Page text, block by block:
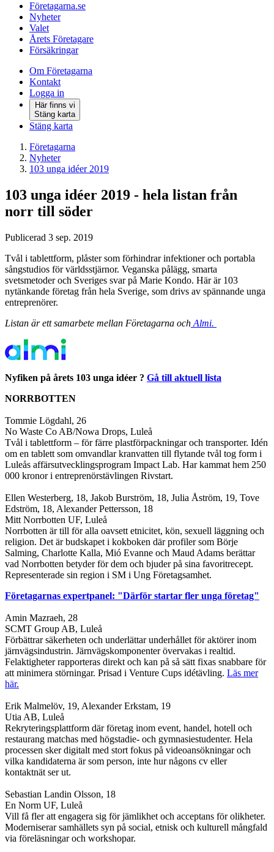
Företagarna.se
Nyheter
Valet
Årets Företagare
Försäkringar
Om Företagarna
Kontakt
Logga in
Här finns vi
Stäng karta
Stäng karta
Företagarna
Nyheter
103 unga idéer 2019
103 unga idéer 2019 - hela listan från
norr till söder
Publicerad 3 sep. 2019
Tvål i tablettform, plåster som förhindrar infektioner och portabla
sångstudios för världsstjärnor. Veganska pålägg, smarta
svetsmetoder och Sveriges svar på Marie Kondo. Här är 103
nytänkande företag från hela Sverige, som drivs av spännande unga
entreprenörer.
Listan är ett samarbete mellan Företagarna och Almi.
Nyfiken på årets 103 unga idéer ? Gå till aktuell lista
NORRBOTTEN
Tommie Lögdahl, 26
No Waste Co AB/Nowa Drops, Luleå
Tvål i tablettform – för färre plastförpackningar och transporter. Idén
om en tablett som omvandlar kranvatten till flytande tvål tog form i
Luleås affärsutvecklingsprogram Impact Lab. Har kammat hem 250
000 kronor i entreprenörstävlingen Rivstart.
Ellen Westerberg, 18, Jakob Burström, 18, Julia Åström, 19, Tove
Edström, 18, Alexander Pettersson, 18
Mitt Norrbotten UF, Luleå
Norrbotten är till för alla oavsett etnicitet, kön, sexuell läggning och
religion. Det är budskapet i kokboken där profiler som Börje
Salming, Charlotte Kalla, Mió Evanne och Maud Adams berättar
vad Norrbotten betyder för dem och bjuder på sina favoritrecept.
Representerade sin region i SM i Ung Företagsamhet.
Företagarnas expertpanel: "Därför startar fler unga företag"
Amin Mazraeh, 28
SCMT Group AB, Luleå
Förbättrar säkerheten och underlättar underhållet för aktörer inom
järnvägsindustrin. Järnvägskomponenter övervakas i realtid.
Felaktigheter rapporteras direkt och kan på så sätt fixas snabbare för
att minimera störningar. Prisad i Venture Cups idétävling. Läs mer
här.
Erik Malmelöv, 19, Alexander Erkstam, 19
Utia AB, Luleå
Rekryteringsplattform där företag inom event, handel, hotell och
restaurang matchas med högstadie- och gymnasiestudenter. Hela
processen sker digitalt med stort fokus på videoansökningar och
vilka kandidaterna är som person, inte hur någons cv eller
kontaktnät ser ut.
Sebastian Landin Olsson, 18
En Norm UF, Luleå
Vill få fler att engagera sig för jämlikhet och acceptans för olikheter.
Moderniserar samhällets syn på social, etnisk och kulturell mångfald
via föreläsningar och workshopar.